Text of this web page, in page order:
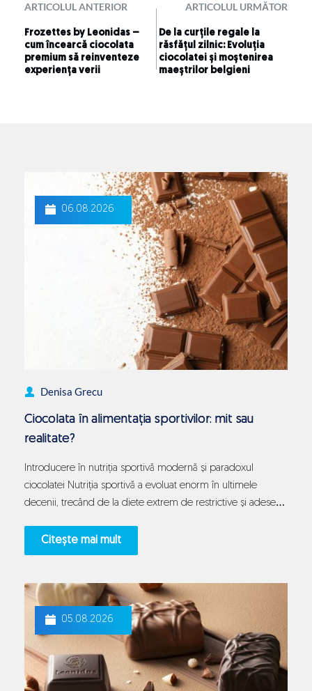
ARTICOLUL ANTERIOR ARTICOLUL URMĂTOR
Frozettes by Leonidas –
cum încearcă ciocolata
premium să reinventeze
experiența verii
De la curțile regale la
răsfățul zilnic: Evoluția
ciocolatei și moștenirea
maeștrilor belgieni
06.08.2026
Denisa Grecu
Ciocolata în alimentația sportivilor: mit sau
realitate?
Introducere în nutriția sportivă modernă și paradoxul
ciocolatei Nutriția sportivă a evoluat enorm în ultimele
decenii, trecând de la diete extrem de restrictive și adesea
fundamentate pe biochimie. În acest context efervescent al
științei performanței, alimente considerate odinioară tabu
reading Ciocolata
în
alimentația
mit
sau
Citește mai mult
05.08.2026